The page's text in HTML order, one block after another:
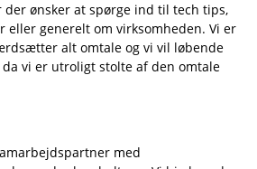
ønsker at spørge ind til tech tips,
eller generelt om virksomheden. Vi er
alt omtale og vi vil løbende
vi er utroligt stolte af den omtale
med